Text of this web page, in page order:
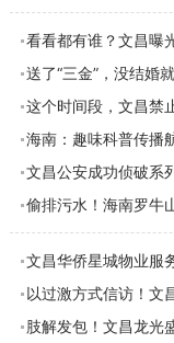
看看都有谁？文昌曝
送了“三金”，没结婚
这个时间段，文昌禁
海南：趣味科普传播
文昌公安成功侦破系
偷排污水！海南罗牛
文昌华侨星城物业服
以过激方式信访！文
肢解发包！文昌龙光